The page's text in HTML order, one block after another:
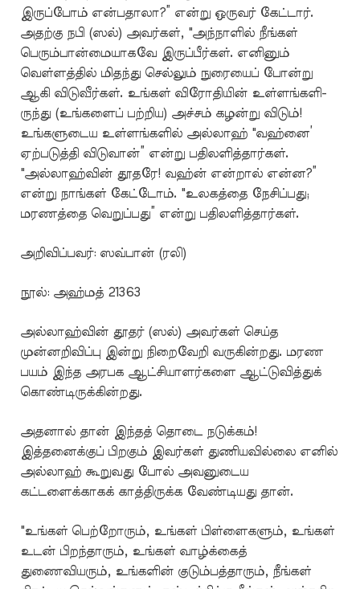
இருப்போம் என்பதாலா?” என்று ஒருவர் கேட்டார்.
அதற்கு நபி (ஸல்) அவர்கள், "அந்நாளில் நீங்கள்
பெரும்பான்மையாகவே இருப்பீர்கள். எனினும்
வெள்ளத்தில் மிதந்து செல்லும் நுரையைப் போன்று
ஆகி விடுவீர்கள். உங்கள் விரோதியின் உள்ளங்களி-
ருந்து (உங்களைப் பற்றிய) அச்சம் கழன்று விடும்!
உங்களுடைய உள்ளங்களில் அல்லாஹ் "வஹ்னை’
ஏற்படுத்தி விடுவான்” என்று பதிலளித்தார்கள்.
"அல்லாஹ்வின் தூதரே! வஹ்ன் என்றால் என்ன?”
என்று நாங்கள் கேட்டோம். "உலகத்தை நேசிப்பது;
மரணத்தை வெறுப்பது” என்று பதிலளித்தார்கள்.
அறிவிப்பவர்: ஸவ்பான் (ரலி)
நூல்: அஹ்மத் 21363
அல்லாஹ்வின் தூதர் (ஸல்) அவர்கள் செய்த
முன்னறிவிப்பு இன்று நிறைவேறி வருகின்றது. மரண
பயம் இந்த அரபக ஆட்சியாளர்களை ஆட்டுவித்துக்
கொண்டிருக்கின்றது.
அதனால் தான் இந்தத் தொடை நடுக்கம்!
இத்தனைக்குப் பிறகும் இவர்கள் துணியவில்லை எனில்
அல்லாஹ் கூறுவது போல் அவனுடைய
கட்டளைக்காகக் காத்திருக்க வேண்டியது தான்.
"உங்கள் பெற்றோரும், உங்கள் பிள்ளைகளும், உங்கள்
உடன் பிறந்தாரும், உங்கள் வாழ்க்கைத்
துணைவியரும், உங்களின் குடும்பத்தாரும், நீங்கள்